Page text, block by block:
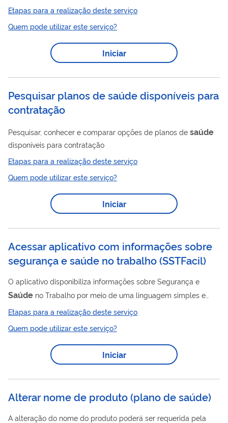
informados os pagamentos recebidos por pessoas jurídicas (ou
operadoras de planos privados de assistência à
Dmed deverá ser enviada anualmente à Receita Federal. O
envio da declaração após o prazo legal gera multa de atraso.
Etapas para a realização deste serviço
Quem pode utilizar este serviço?
Iniciar
Pesquisar planos de saúde disponíveis para
contratação
Pesquisar, conhecer e comparar opções de planos de saúde
disponíveis para contratação
Etapas para a realização deste serviço
Quem pode utilizar este serviço?
Iniciar
Acessar aplicativo com informações sobre
segurança e saúde no trabalho(SSTFacil)
O aplicativo disponibiliza informações sobre Segurança e
Saúde no Trabalho por meio de uma linguagem simples e
acessível. O conteúdo é elaborado pela Fundação Jorge
Duprat e Figueiredo com objetivo de contribuir no fomento da
cultura de prevenção de acidentes e doenças relacionadas ao
Etapas para a realização deste serviço
Quem pode utilizar este serviço?
Iniciar
Alterar nome de produto (plano de saúde)
A alteração do nome do produto poderá ser requerida pela